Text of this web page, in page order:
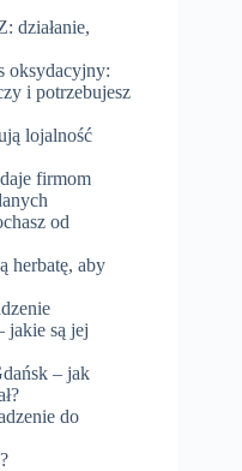
działanie,
oksydacyjny:
i potrzebujesz
lojalność
firmom
od
herbatę, aby
jakie są jej
– jak
do